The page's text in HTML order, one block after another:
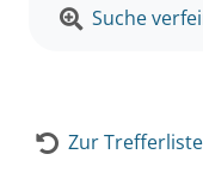
Suche
Zur Trefferliste